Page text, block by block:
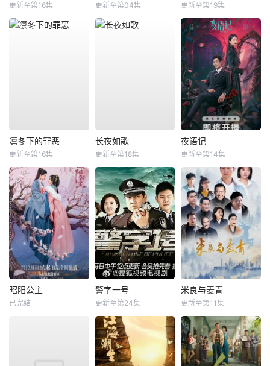
更新至第16集 更新至第04集 更新至第19集
凛冬下的罪恶
更新至第16集
长夜如歌
更新至第18集
夜语记
更新至第14集
昭阳公主
已完结
警字一号
更新至第24集
米良与麦青
更新至第11集